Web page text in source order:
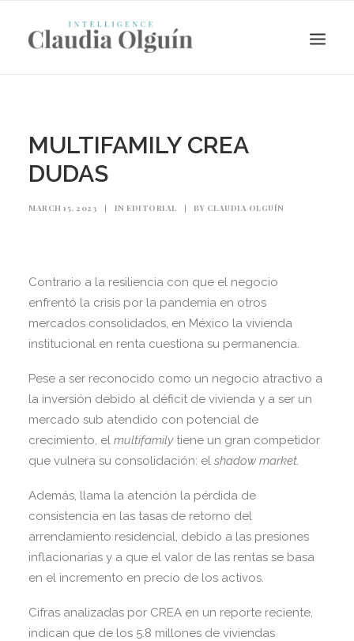
Search
MULTIFAMILY CREA
DUDAS
MARCH 15, 2023 | IN EDITORIAL | BY CLAUDIA OLGUÍN
Contrario a la resiliencia con que el negocio
enfrentó la crisis por la pandemia en otros
mercados consolidados, en México la vivienda
institucional en renta cuestiona su permanencia.
Pese a ser reconocido como un negocio atractivo a
la inversión debido al déficit de vivienda y a ser un
mercado sub atendido con potencial de
crecimiento, el multifamilytiene un gran competidor
que vulnera su consolidación: el shadow market.
Además, llama la atención la pérdida de
consistencia en las tasas de retorno del
arrendamiento residencial, debido a las presiones
inflacionarias y a que el valor de las rentas se basa
en el incremento en precio de los activos.
Cifras analizadas por CREA en un reporte reciente,
indican que de los 5.8 millones de viviendas